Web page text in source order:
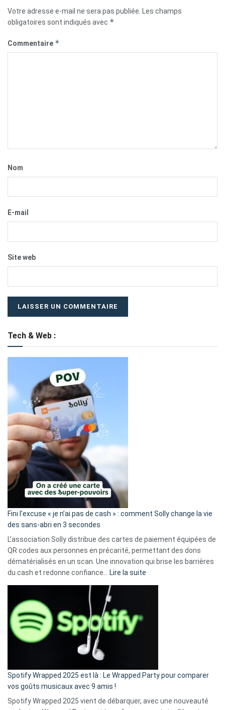
Votre adresse e-mail ne sera pas publiée.
Les champs
obligatoires sont indiqués avec *
Commentaire *
Nom
E-mail
Site web
Tech & Web :
Fini l’excuse « je n’ai pas de cash » : comment Solly change la vie
des sans-abri en 3 secondes
L’association Solly distribue des cartes de paiement équipées de
QR codes aux personnes en précarité, permettant des dons
dématérialisés en un scan. Une innovation qui brise les barrières
du cash et redonne confiance…
Lire la suite
»
Solly
Spotify Wrapped 2025 est là : Le Wrapped Party pour comparer
vos goûts musicaux avec 9 amis !
Spotify Wrapped 2025 vient de débarquer, avec une nouveauté